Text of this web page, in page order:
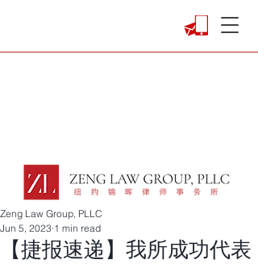
【捷报速递】我所成功代表
Zeng Law Group, PLLC
Jun 5, 2023 1 min read